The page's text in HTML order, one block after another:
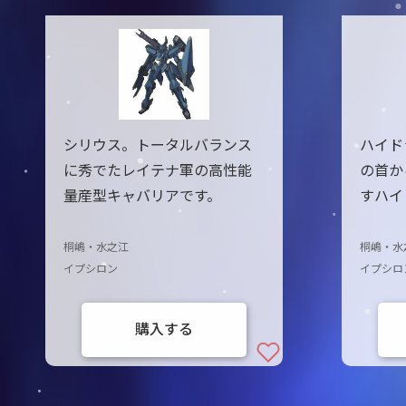
シリウス。トータルバランス
に秀でたレイテナ軍の高性能
量産型キャバリアです。
桐嶋・水之江
イプシロン
購入する
ハイ
の首
すハ
桐嶋・水
イプシロ